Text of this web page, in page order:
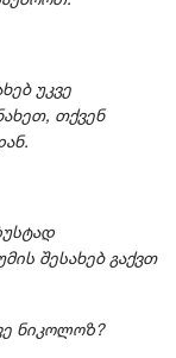
უკვე
თქვენ
შესახებ გაქვთ
ნიკოლოზ?